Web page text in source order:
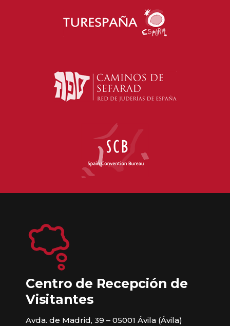
Centro de Recepción de
Visitantes
Avda. de Madrid, 39 – 05001 Ávila (Ávila)